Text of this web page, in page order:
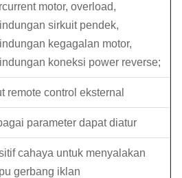
motor, overload,
sirkuit pendek,
kegagalan motor,
koneksi power reverse;
remote control eksternal
parameter dapat diatur
cahaya untuk menyalakan
gerbang iklan